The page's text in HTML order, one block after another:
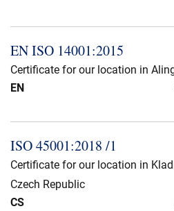
EN ISO 14001:2015
Certificate for our location in
EN
ISO 45001:2018 /1
Certificate for our location in
Czech Republic
CS